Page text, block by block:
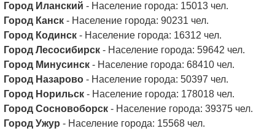
Город Иланский - Население города: 15013 чел.
Город Канск - Население города: 90231 чел.
Город Кодинск - Население города: 16312 чел.
Город Лесосибирск - Население города: 59642 чел.
Город Минусинск - Население города: 68410 чел.
Город Назарово - Население города: 50397 чел.
Город Норильск - Население города: 178018 чел.
Город Сосновоборск - Население города: 39375 чел.
Город Ужур - Население города: 15568 чел.